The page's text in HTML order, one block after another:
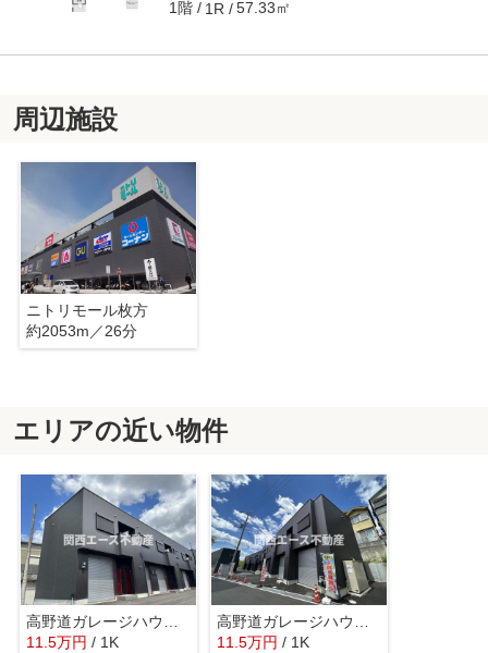
1階 1R 57.33㎡
周辺施設
ニトリモール枚方
約2053m／26分
エリアの近い物件
高野道ガレージハウスB棟
11.5万円 / 1K
高野道ガレージハウスC棟
11.5万円 / 1K